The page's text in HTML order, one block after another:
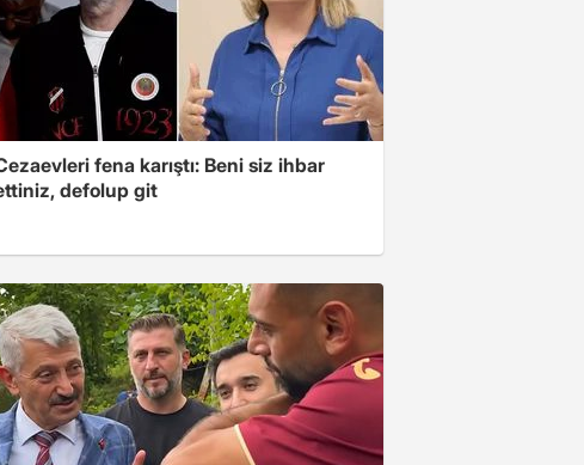
fena karıştı: Beni siz ihbar
defolup git